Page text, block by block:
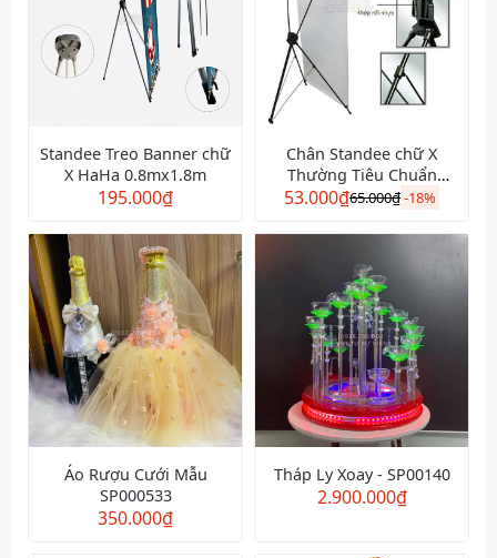
Standee Treo Banner chữ
X HaHa 0.8mx1.8m
195.000₫
Chân Standee chữ X
Thường Tiêu Chuẩn
80x180cm
53.000₫65.000₫-18%
Áo Rượu Cưới Mẫu
SP000533
350.000₫
Tháp Ly Xoay - SP00140
2.900.000₫